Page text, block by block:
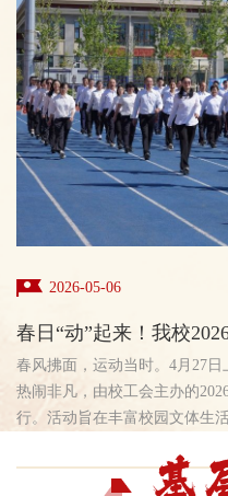
2026-05-06
春日“动”起来！我校
行
春风拂面，运动当时。4月27
热闹非凡，由校工会主办的
行。活动旨在丰富校园文体生
组成的方队精神饱满、步伐整